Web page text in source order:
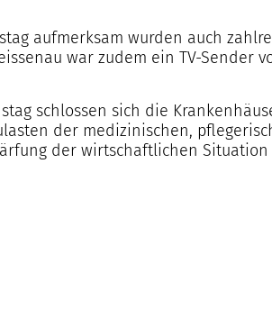
aufmerksam wurden auch
war zudem ein TV-
schlossen sich die
der medizinischen,
der wirtschaftlichen